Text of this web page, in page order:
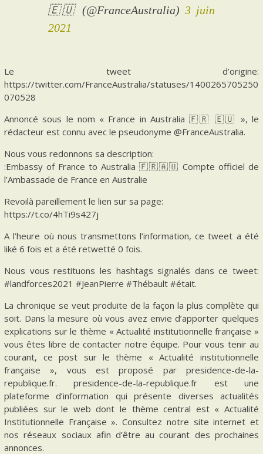
🇪🇺 (@FranceAustralia) 3 juin
2021
Le tweet d’origine:
https://twitter.com/FranceAustralia/statuses/1400265705250
070528
Annoncé sous le nom « France in Australia 🇫🇷 🇪🇺 », le
rédacteur est connu avec le pseudonyme @FranceAustralia.
Nous vous redonnons sa description:
:Embassy of France to Australia 🇫🇷🇦🇺 Compte officiel de
l’Ambassade de France en Australie
Revoilà pareillement le lien sur sa page:
https://t.co/4hTi9s427j
A l’heure où nous transmettons l’information, ce tweet a été
liké 6 fois et a été retwetté 0 fois.
Nous vous restituons les hashtags signalés dans ce tweet:
#landforces2021 #JeanPierre #Thébault #était.
La chronique se veut produite de la façon la plus complète qui
soit. Dans la mesure où vous avez envie d’apporter quelques
explications sur le thème « Actualité institutionnelle française »
vous êtes libre de contacter notre équipe. Pour vous tenir au
courant, ce post sur le thème « Actualité institutionnelle
française », vous est proposé par presidence-de-la-
republique.fr. presidence-de-la-republique.fr est une
plateforme d’information qui présente diverses actualités
publiées sur le web dont le thème central est « Actualité
Institutionnelle Française ». Consultez notre site internet et
nos réseaux sociaux afin d’être au courant des prochaines
annonces.